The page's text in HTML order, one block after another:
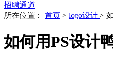
招聘通道
所在位置： 首页 > logo设计 >
如何用PS设计